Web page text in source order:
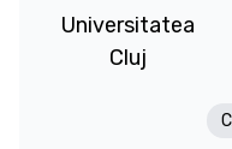
Universitatea
Cluj